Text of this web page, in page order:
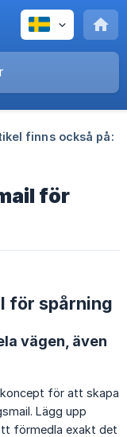
finns också på:
för
för spårning
vägen, även
för att skapa
Lägg upp
förmedla exakt det